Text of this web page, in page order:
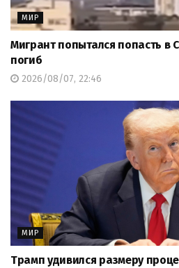
МИР
Мигрант попытался попасть в
погиб
2026/08/07, 22:46
МИР
Трамп удивился размеру